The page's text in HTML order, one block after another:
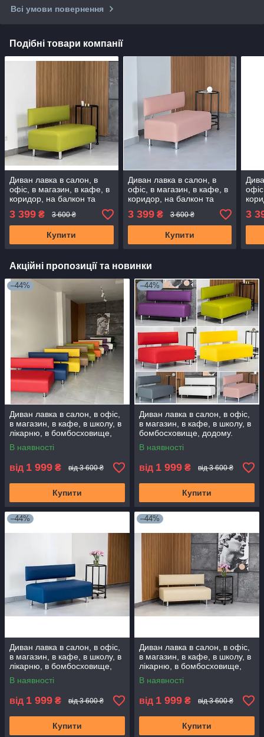
Всі умови повернення
Подібні товари компанії
Диван лавка в салон, в
офіс, в магазин, в кафе, в
коридор, на балкон та
лоджію, в передпокій.
Диванчик очікування
3 399 ₴ 3 600 ₴
Купити
Диван лавка в салон, в
офіс, в магазин, в кафе, в
коридор, на балкон та
лоджію, в передпокій.
Диванчик очікування
3 399₴ 3 600 ₴
Купити
3
Акційні пропозиції та новинки
–44%
Диван лавка в салон, в офіс,
в магазин, в кафе, в школу, в
лікарню, в бомбосховище,
додому. Диванчик очікування
В наявності
від 1 999 ₴ від 3 600 ₴
Купити
–44%
Диван лавка в салон, в офіс,
в магазин, в кафе, в школу, в
бомбосховище, додому.
Диванчик очікування
В наявності
від 1 999 ₴ від 3 600 ₴
Купити
–44%
Диван лавка в салон, в офіс,
в магазин, в кафе, в школу, в
лікарню, в бомбосховище,
додому. Диванчик очікування
В наявності
від 1 999 ₴ від 3 600 ₴
Купити
–44%
Диван лавка в салон, в офіс,
в магазин, в кафе, в школу, в
лікарню, в бомбосховище,
додому. Диванчик очікування
В наявності
від 1 999 ₴ від 3 600 ₴
Купити